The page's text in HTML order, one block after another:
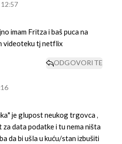
12:57
imam Fritza i baš puca na
videoteku tj netflix
ODGOVORITE
je glupost neukog trgovca ,
data podatke i tu nema ništa
da bi ušla u kuću/stan izbušiti